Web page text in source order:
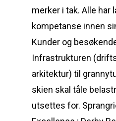
merker i tak. Alle har
kompetanse innen
Kunder og
Infrastrukturen
arkitektur) til
skien skal tåle
utsettes for.